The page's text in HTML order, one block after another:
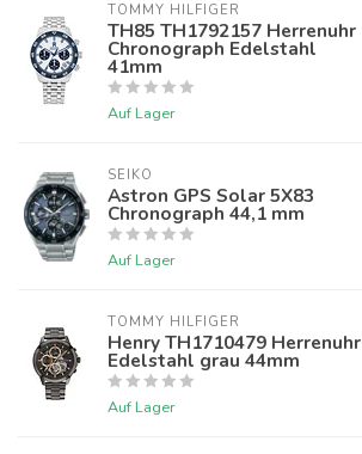
TOMMY HILFIGER
TH85 TH1792157 Herrenuhr
Chronograph Edelstahl
41mm
Auf Lager
SEIKO
Astron GPS Solar 5X83
Chronograph 44,1 mm
Auf Lager
TOMMY HILFIGER
Henry TH1710479 Herrenuhr
Edelstahl grau 44mm
Auf Lager